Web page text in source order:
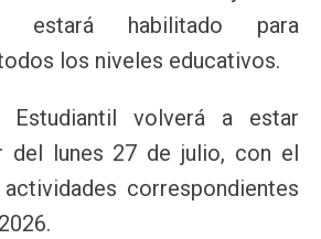
estará habilitado para
los niveles educativos.
Estudiantil volverá a estar
del lunes 27 de julio, con el
correspondientes